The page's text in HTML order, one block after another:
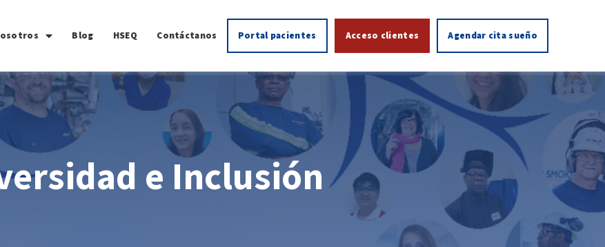
Blog HSEQ Contáctanos Portal pacientes Acceso clientes Agendar cita sueño
e Inclusión